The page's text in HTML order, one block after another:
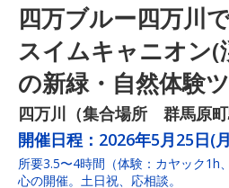
四万ブルー四万川
スイムキャニオン(
の新緑・自然体験
四万川（集合場所 群馬原
開催日程： 2026年5月25日(
所要3.5〜4時間（体験：カヤック
心の開催。土日祝、応相談。